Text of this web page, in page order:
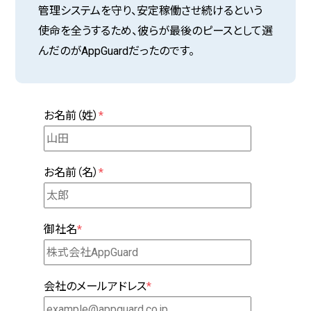
管理システムを守り、安定稼働させ続けるという
使命を全うするため、彼らが最後のピースとして選
んだのがAppGuardだったのです。
お名前（姓） *
お名前（名） *
御社名*
会社のメールアドレス*